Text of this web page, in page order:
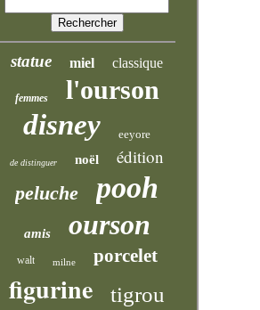
statue miel classique
femmes l'ourson
disney eeyore
de distinguer noël
édition
peluche
pooh
amis ourson
walt milne porcelet
figurine tigrou